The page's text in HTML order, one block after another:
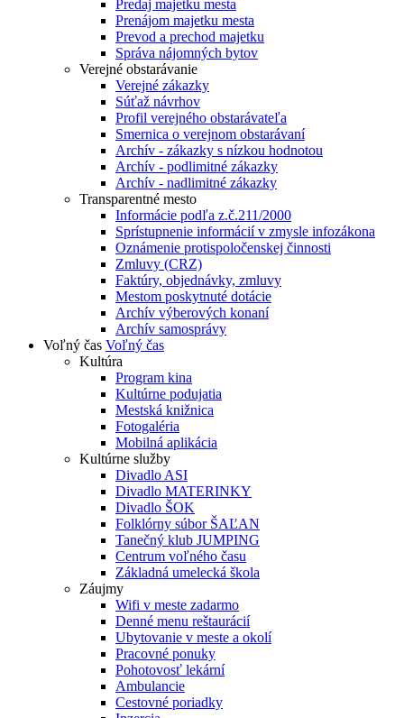
Predaj majetku mesta
Prenájom majetku mesta
Prevod a prechod majetku
Správa nájomných bytov
Verejné obstarávanie
Verejné zákazky
Súťaž návrhov
Profil verejného obstarávateľa
Smernica o verejnom obstarávaní
Archív - zákazky s nízkou hodnotou
Archív - podlimitné zákazky
Archív - nadlimitné zákazky
Transparentné mesto
Informácie podľa z.č.211/2000
Sprístupnenie informácií v zmysle infozákona
Oznámenie protispoločenskej činnosti
Zmluvy (CRZ)
Faktúry, objednávky, zmluvy
Mestom poskytnuté dotácie
Archív výberových konaní
Archív samosprávy
Voľný čas Voľný čas
Kultúra
Program kina
Kultúrne podujatia
Mestská knižnica
Fotogaléria
Mobilná aplikácia
Kultúrne služby
Divadlo ASI
Divadlo MATERINKY
Divadlo ŠOK
Folklórny súbor ŠAĽAN
Tanečný klub JUMPING
Centrum voľného času
Základná umelecká škola
Záujmy
Wifi v meste zadarmo
Denné menu reštaurácií
Ubytovanie v meste a okolí
Pracovné ponuky
Pohotovosť lekární
Ambulancie
Cestovné poriadky